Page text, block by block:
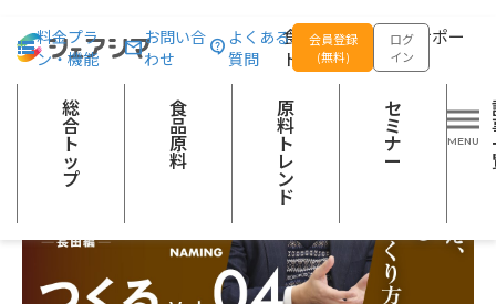
食品の企画開発をサポー
トする
料金プラ
ン・機能
お問い合
わせ
よくある
質問
会員登録
(無料)
ログ
イン
総
合
ト
ッ
プ
食
品
原
料
原
料
ト
レ
ン
ド
セ
ミ
ナ
ー
総合トップ 記事一覧 スキルアップ つくるvol.04｜ロゴ・ネー